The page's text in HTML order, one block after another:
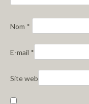
Nom *
E-mail *
Site web